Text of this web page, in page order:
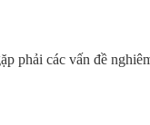
phải các vấn đề